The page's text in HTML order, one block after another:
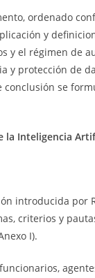
ordenado
y
y el régimen de
y protección de
se
la Inteligencia
introducida por
criterios y
I).